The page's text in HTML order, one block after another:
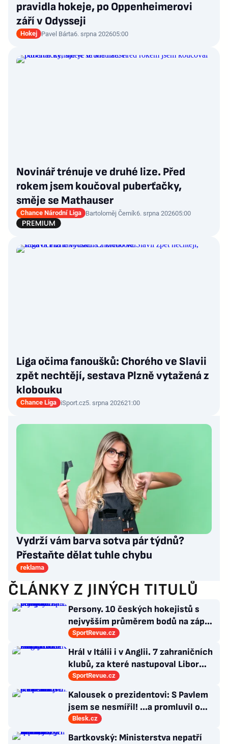
pravidla hokeje, po Oppenheimerovi
září v Odysseji
Hokej Pavel Bárta6. srpna 202605:00
Novinář trénuje ve druhé lize. Před
rokem jsem koučoval puberťačky,
směje se Mathauser
Chance Národní Liga Bartoloměj Černík6. srpna 202605:00
Liga očima fanoušků: Chorého ve Slavii
zpět nechtějí, sestava Plzně vytažená z
klobouku
Chance Liga iSport.cz5. srpna 202621:00
Vydrží vám barva sotva pár týdnů?
Přestaňte dělat tuhle chybu
reklama
ČLÁNKY Z JINÝCH TITULŮ
Persony. 10 českých hokejistů s
nejvyšším průměrem bodů na zápas
v historii německé DEL
SportRevue.cz
Hrál v Itálii i v Anglii. 7 zahraničních
klubů, za které nastupoval Libor
Kozák
SportRevue.cz
Kalousek o prezidentovi: S Pavlem
jsem se nesmířil! ...a promluvil o
návratu
Blesk.cz
Bartkovský: Ministerstva nepatří